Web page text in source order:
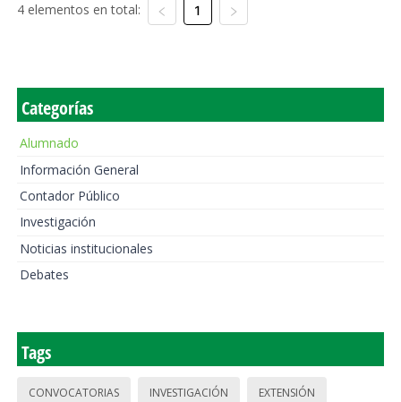
4 elementos en total: 1
Categorías
Alumnado
Información General
Contador Público
Investigación
Noticias institucionales
Debates
Tags
CONVOCATORIAS INVESTIGACIÓN EXTENSIÓN